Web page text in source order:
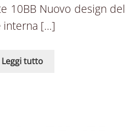
10BB Nuovo design del
interna […]
Leggi tutto